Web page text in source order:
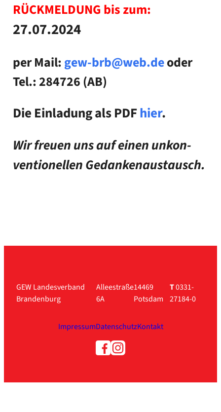
RÜCKMELDUNG bis zum:
27.07.2024
per Mail:gew-brb@web.deoder
Tel.: 284726 (AB)
Die Ein­la­dung als PDFhier.
Wir freu­en uns auf einen unkon­
ven­tio­nel­lenGedan­ken­aus­tausch.
GEW Landesverband
Brandenburg
Alleestraße
6A
14469
Potsdam
T0331-
27184-0
ImpressumDatenschutzKontakt